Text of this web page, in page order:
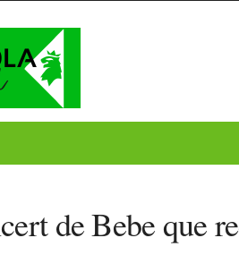
de Bebe que